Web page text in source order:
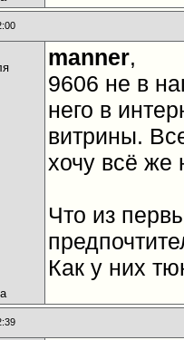
manner,
9606 не в
него в
витрины.
хочу всё же
Что из
Как у них